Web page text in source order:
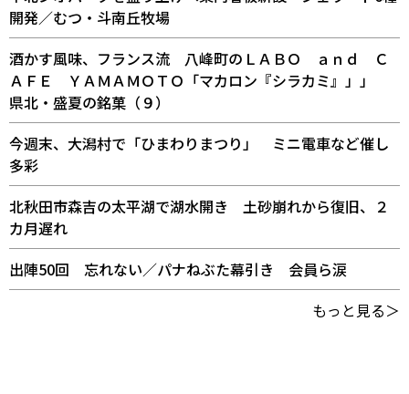
開発／むつ・斗南丘牧場
酒かす風味、フランス流 八峰町のＬＡＢＯ ａｎｄ Ｃ
ＡＦＥ ＹＡＭＡＭＯＴＯ「マカロン『シラカミ』」」
県北・盛夏の銘菓（９）
今週末、大潟村で「ひまわりまつり」 ミニ電車など催し
多彩
北秋田市森吉の太平湖で湖水開き 土砂崩れから復旧、２
カ月遅れ
出陣50回 忘れない／パナねぶた幕引き 会員ら涙
もっと見る＞